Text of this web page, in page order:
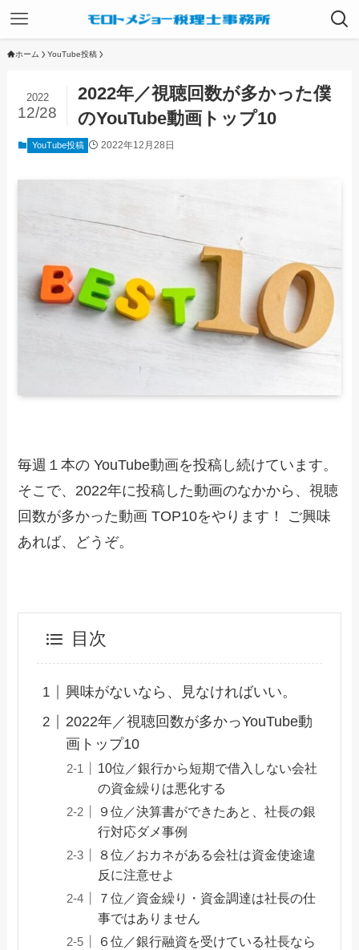
ホーム YouTube投稿
2022年／視聴回数が多かった僕
のYouTube動画トップ10
2022
12/28
YouTube投稿 2022年12月28日
毎週１本の YouTube動画を投稿し続けています。
そこで、2022年に投稿した動画のなかから、視聴
回数が多かった動画 TOP10をやります！ ご興味
あれば、どうぞ。
目次
興味がないなら、見なければいい。
2022年／視聴回数が多かっYouTube動
画トップ10
10位／銀行から短期で借入しない会社
の資金繰りは悪化する
９位／決算書ができたあと、社長の銀
行対応ダメ事例
８位／おカネがある会社は資金使途違
反に注意せよ
７位／資金繰り・資金調達は社長の仕
事ではありません
６位／銀行融資を受けている社長なら